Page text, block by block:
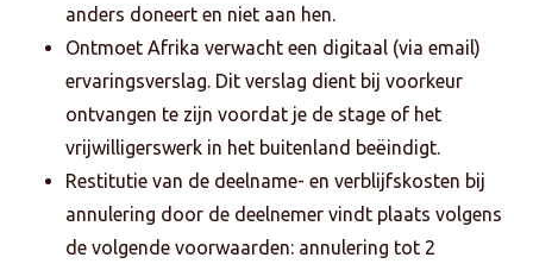
anders doneert en niet aan hen.
Ontmoet Afrika verwacht een digitaal (via email)
ervaringsverslag. Dit verslag dient bij voorkeur
ontvangen te zijn voordat je de stage of het
vrijwilligerswerk in het buitenland beëindigt.
Restitutie van de deelname- en verblijfskosten bij
annulering door de deelnemer vindt plaats volgens
de volgende voorwaarden: annulering tot 2